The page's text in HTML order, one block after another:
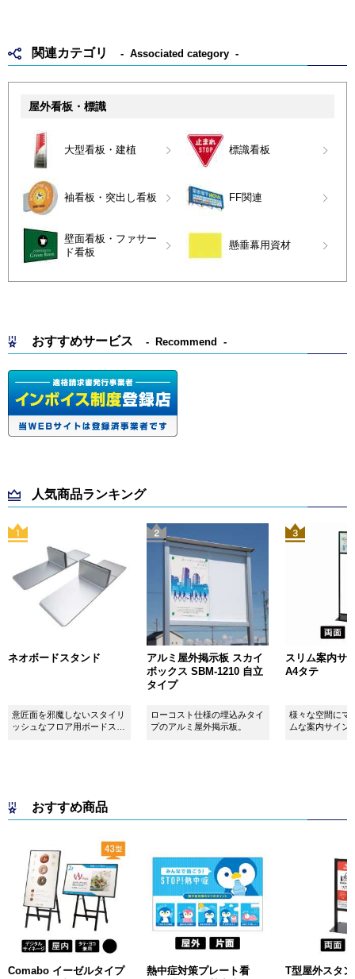
関連カテゴリ Associated category
屋外看板・標識
大型看板・建植 標識看板
袖看板・突出し看板 FF関連
壁面看板・ファサー
ド看板
懸垂幕用資材
おすすめサービス Recommend
人気商品ランキング
ネオボードスタンド
意匠面を邪魔しないスタイリ
ッシュなフロア用ボードスタ
アルミ屋外掲示板 スカイ
ボックス SBM-1210 自立
タイプ
ローコスト仕様の埋込みタイ
プのアルミ屋外掲示板。
スリム案内サ
A4タテ
様々な空間にマ
ムな案内サイン
おすすめ商品
Comabo イーゼルタイプ
熱中症対策プレート看
T型屋外スタ